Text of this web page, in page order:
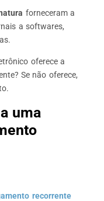
forneceram a
a softwares,
oferece a
Se não oferece,
uma
recorrente